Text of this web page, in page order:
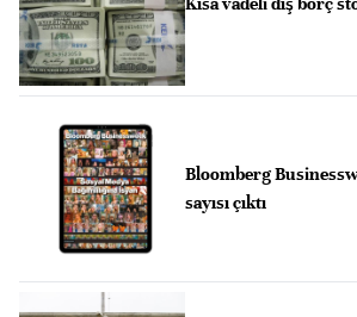
Bloomberg
sayısı çıktı